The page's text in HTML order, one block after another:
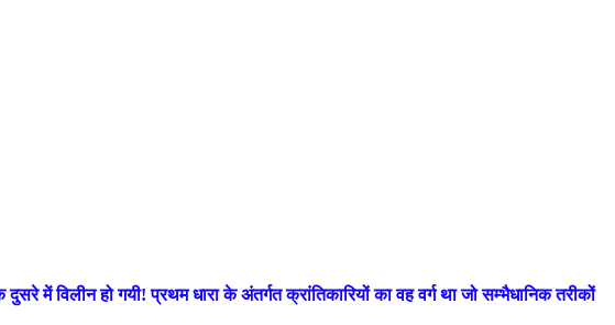
में विलीन हो गयी! प्रथम धारा के अंतर्गत क्रांतिकारियों का वह वर्ग था जो सम्भैधानिक तरीकों